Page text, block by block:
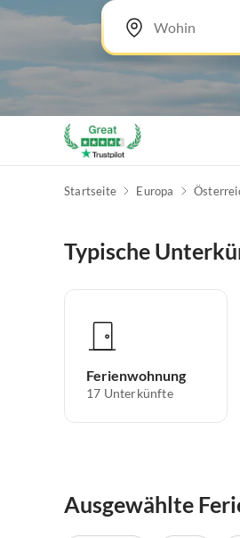
Startseite Europa
Typische
Ferienwohnung
17 Unterkünfte
Ausgewählte